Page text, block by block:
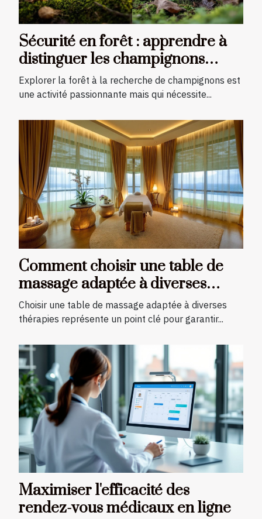
Sécurité en forêt : apprendre à
distinguer les champignons
comestibles des toxiques
Explorer la forêt à la recherche de champignons est
une activité passionnante mais qui nécessite...
Comment choisir une table de
massage adaptée à diverses
thérapies ?
Choisir une table de massage adaptée à diverses
thérapies représente un point clé pour garantir...
Maximiser l'efficacité des
rendez-vous médicaux en ligne